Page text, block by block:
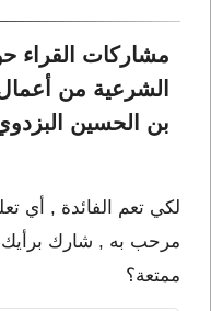
مشاركات القراء
الشرعية من
بن الحسين
لكي تعم الفائدة , أي
مرحب به , شارك برأيك
ممتعة؟